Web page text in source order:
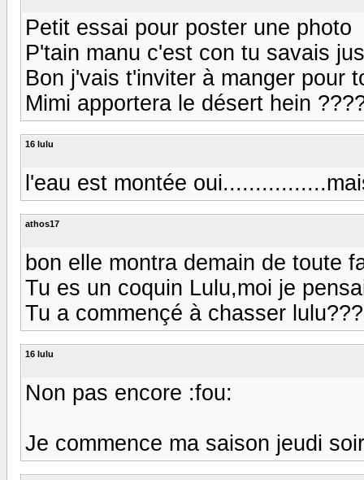
Petit essai pour poster une photo
P'tain manu c'est con tu savais
Bon j'vais t'inviter à manger pour
Mimi apportera le désert hein
16 lulu
l'eau est montée
athos17
bon elle montra demain de toute
Tu es un coquin Lulu,moi je
Tu a commençé à chasser
16 lulu
Non pas encore :fou:
Je commence ma saison jeudi